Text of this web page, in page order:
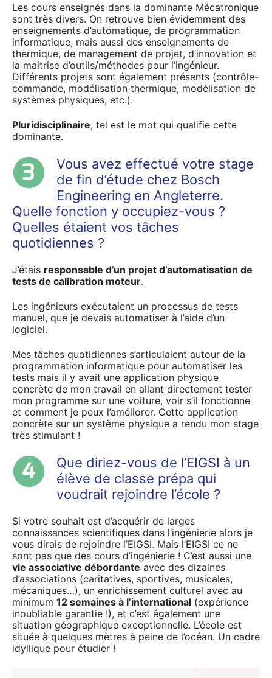
Les cours enseignés dans la dominante Mécatronique
sont très divers. On retrouve bien évidemment des
enseignements d’automatique, de programmation
informatique, mais aussi des enseignements de
thermique, de management de projet, d’innovation et
la maitrise d’outils/méthodes pour l’ingénieur.
Différents projets sont également présents (contrôle-
commande, modélisation thermique, modélisation de
systèmes physiques, etc.).
Pluridisciplinaire, tel est le mot qui qualifie cette
dominante.
Vous avez effectué votre stage
de fin d’étude chez Bosch
Engineering en Angleterre.
Quelle fonction y occupiez-vous ?
Quelles étaient vos tâches
quotidiennes ?
J’étais responsable d’un projet d’automatisation de
tests de calibration moteur.
Les ingénieurs exécutaient un processus de tests
manuel, que je devais automatiser à l’aide d’un
logiciel.
Mes tâches quotidiennes s’articulaient autour de la
programmation informatique pour automatiser les
tests mais il y avait une application physique
concrète de mon travail en allant directement tester
mon programme sur une voiture, voir s’il fonctionne
et comment je peux l’améliorer. Cette application
concrète sur un système physique a rendu mon stage
très stimulant !
Que diriez-vous de l’EIGSI à un
élève de classe prépa qui
voudrait rejoindre l’école ?
Si votre souhait est d’acquérir de larges
connaissances scientifiques dans l’ingénierie alors je
vous dirais de rejoindre l’EIGSI. Mais l’EIGSI ce ne
sont pas que des cours d’ingénierie ! C’est aussi une
vie associative débordante avec des dizaines
d’associations (caritatives, sportives, musicales,
mécaniques…), un enrichissement culturel avec au
minimum 12 semaines à l’international (expérience
inoubliable garantie !), et c’est également une
situation géographique exceptionnelle. L’école est
située à quelques mètres à peine de l’océan. Un cadre
idyllique pour étudier !